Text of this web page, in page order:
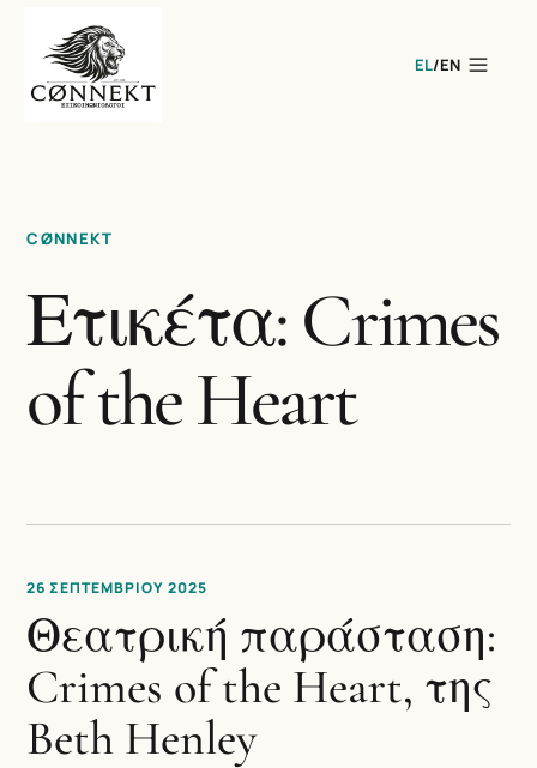
EL/EN
CØNNEKT
Ετικέτα: Crimes
of the Heart
26 ΣΕΠΤΕΜΒΡΊΟΥ 2025
Θεατρική παράσταση:
Crimes of the Heart, της
Beth Henley